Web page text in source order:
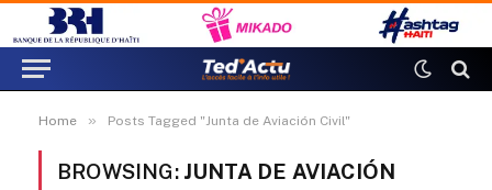
Home » Posts Tagged "Junta de Aviación Civil"
BROWSING: JUNTA DE AVIACIÓN